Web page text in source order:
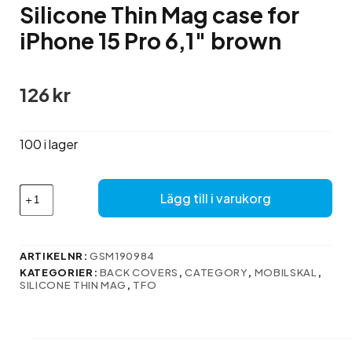
Silicone Thin Mag case for
iPhone 15 Pro 6,1″ brown
126kr
100 i lager
Silicone
Thin
Mag
for
15
Lägg till i varukorg
ARTIKELNR:GSM190984
KATEGORIER: BACK COVERS ,CATEGORY, MOBILSKAL ,
SILICONE THIN MAG , TFO